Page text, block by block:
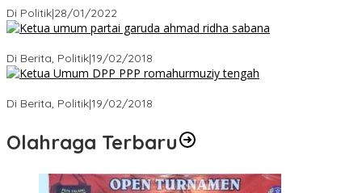
Di Politik|28/01/2022
Di Berita, Politik|19/02/2018
Di Berita, Politik|19/02/2018
Olahraga Terbaru